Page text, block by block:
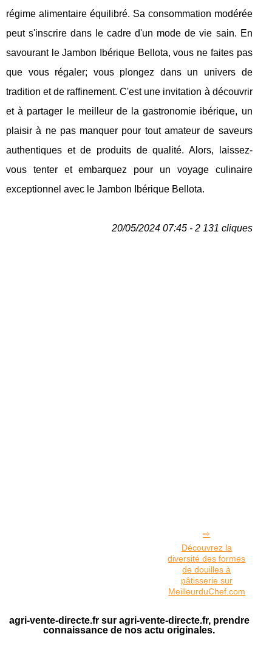
régime alimentaire équilibré. Sa consommation modérée
peut s'inscrire dans le cadre d'un mode de vie sain. En
savourant le Jambon Ibérique Bellota, vous ne faites pas
que vous régaler; vous plongez dans un univers de
tradition et de raffinement. C'est une invitation à découvrir
et à partager le meilleur de la gastronomie ibérique, un
plaisir à ne pas manquer pour tout amateur de saveurs
authentiques et de produits de qualité. Alors, laissez-
vous tenter et embarquez pour un voyage culinaire
exceptionnel avec le Jambon Ibérique Bellota.
20/05/2024 07:45 - 2 131 cliques
Découvrez la
diversité des formes
de douilles à
pâtisserie sur
MeilleurduChef.com
agri-vente-directe.fr sur agri-vente-directe.fr, prendre
connaissance de nos actu originales.